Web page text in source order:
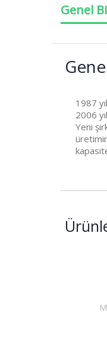
Genel
1987
2006
Yeni